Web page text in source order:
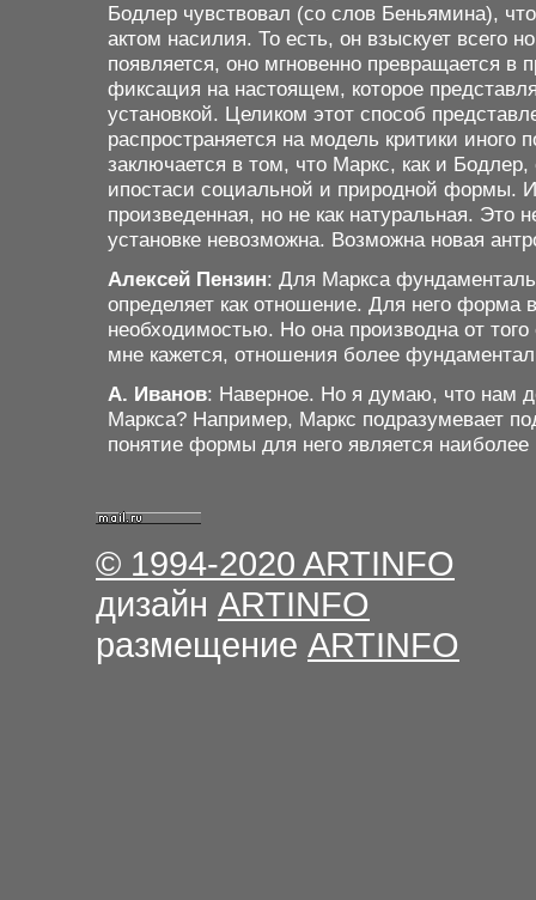
Бодлер чувствовал (со слов Беньямина),
актом насилия. То есть, он взыскует всего
появляется, оно мгновенно превращается
фиксация на настоящем, которое
установкой. Целиком этот способ
распространяется на модель критики
заключается в том, что Маркс, как и
ипостаси социальной и природной формы.
произведенная, но не как натуральная.
установке невозможна. Возможна новая
Алексей Пензин: Для Маркса
определяет как отношение. Для него форма
необходимостью. Но она производна от
мне кажется, отношения более
А. Иванов: Наверное. Но я думаю, что нам
Маркса? Например, Маркс подразумевает
понятие формы для него является
© 1994-2020 ARTINFO
дизайн ARTINFO
размещение ARTINFO